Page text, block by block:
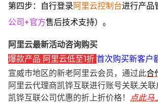
第四步：自行登录阿里云控制台进行产品
公司+官方售后技术支持）。
阿里云最新活动咨询购买
爆款产品 阿里云低至1折 首次购买新客户
宣威市地区的新老阿里云会员，通过此合
阿里云代理商凯铧互联进行账号关联,关
凯铧互联公司优惠的折上折价格！
点此马